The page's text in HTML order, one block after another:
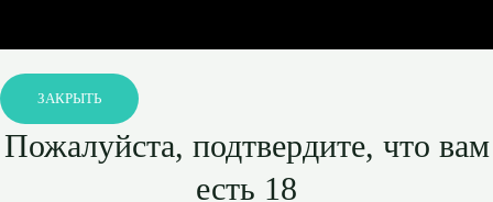
ЗАКРЫТЬ
Пожалуйста, подтвердите, что вам
есть 18